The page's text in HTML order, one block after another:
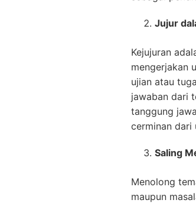
Jujur
Kejujuran
mengerjakan
ujian atau
jawaban dari
tanggung
cerminan dari
Saling
Menolong
maupun